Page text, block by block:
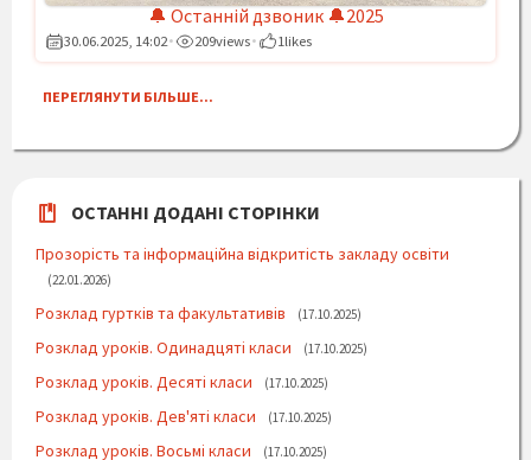
🔔 Останній дзвоник 🔔2025
30.06.2025, 14:02• 209views• 1 likes
ПЕРЕГЛЯНУТИ БІЛЬШЕ...
ОСТАННІ ДОДАНІ СТОРІНКИ
Прозорість та інформаційна відкритість закладу освіти
22.01.2026
Розклад гуртків та факультативів 17.10.2025
Розклад уроків. Одинадцяті класи 17.10.2025
Розклад уроків. Десяті класи 17.10.2025
Розклад уроків. Дев'яті класи 17.10.2025
Розклад уроків. Восьмі класи 17.10.2025